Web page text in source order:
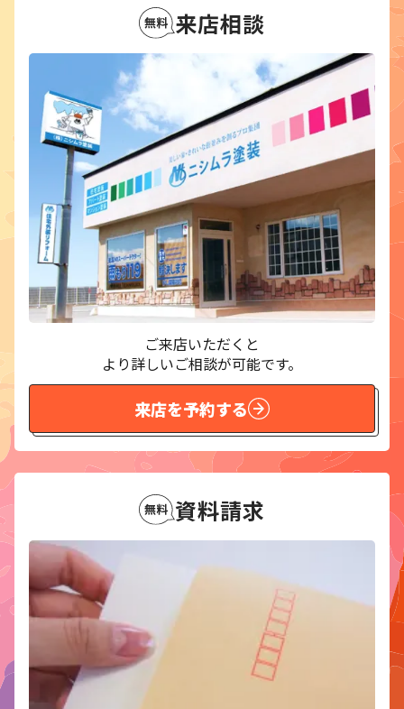
来店相談
ご来店いただくと
より詳しいご相談が可能です。
来店を予約する
資料請求